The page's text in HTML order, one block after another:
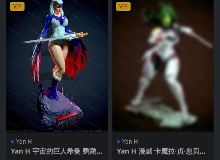
VIP
Yan H
Yan H 宇宙的巨人希曼 鹦鹉仙
VIP
Yan H
Yan H 漫威 卡魔拉·贞·忽贝莉·